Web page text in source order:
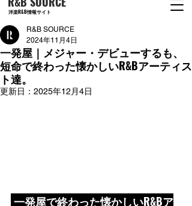
洋楽R&B情報サイト
一発屋｜メジャー・デビューするも、
短命で終わった懐かしいR&Bアーティス
ト達。
R&B SOURCE
2024年11月4日
更新日： 2025年12月4日